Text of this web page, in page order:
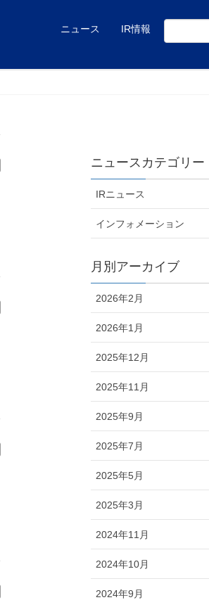
ニュース IR情報
ニュースカテゴリー
IRニュース
インフォメーション
月別アーカイブ
2026年2月
2026年1月
2025年12月
2025年11月
2025年9月
2025年7月
2025年5月
2025年3月
2024年11月
2024年10月
2024年9月